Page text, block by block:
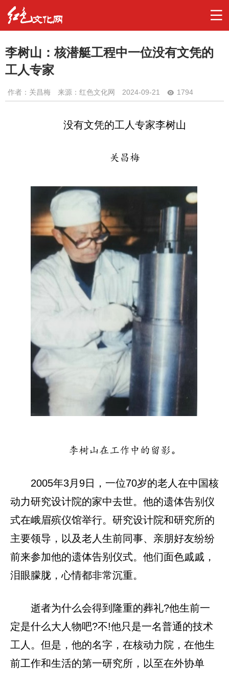
李树山：核潜艇工程中一位没有文凭的
工人专家
作者： 关昌梅 来源：红色文化网 2024-09-21 1794
没有文凭的工人专家李树山
关昌梅
李树山在工作中的留影。
2005年3月9日，一位70岁的老人在中国核
动力研究设计院的家中去世。他的遗体告别仪
式在峨眉殡仪馆举行。研究设计院和研究所的
主要领导，以及老人生前同事、亲朋好友纷纷
前来参加他的遗体告别仪式。他们面色戚戚，
泪眼朦胧，心情都非常沉重。
逝者为什么会得到隆重的葬礼?他生前一
定是什么大人物吧?不!他只是一名普通的技术
工人。但是，他的名字，在核动力院，在他生
前工作和生活的第一研究所，以至在外协单